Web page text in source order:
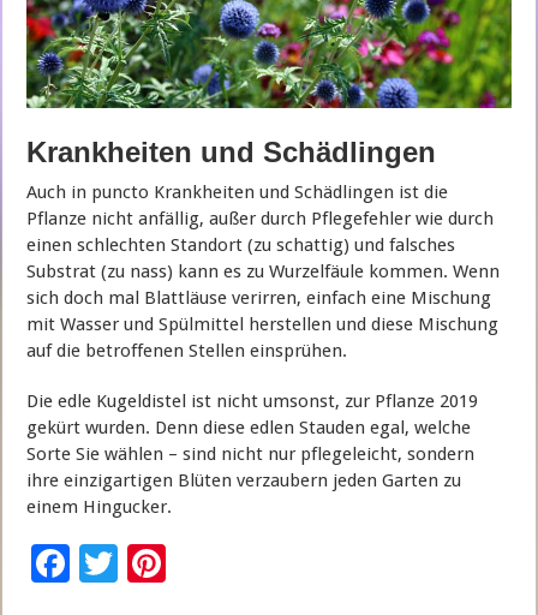
Krankheiten und Schädlingen
Auch in puncto Krankheiten und Schädlingen ist die
Pflanze nicht anfällig, außer durch Pflegefehler wie durch
einen schlechten Standort (zu schattig) und falsches
Substrat (zu nass) kann es zu Wurzelfäule kommen. Wenn
sich doch mal Blattläuse verirren, einfach eine Mischung
mit Wasser und Spülmittel herstellen und diese Mischung
auf die betroffenen Stellen einsprühen.
Die edle Kugeldistel ist nicht umsonst, zur Pflanze 2019
gekürt wurden. Denn diese edlen Stauden egal, welche
Sorte Sie wählen – sind nicht nur pflegeleicht, sondern
ihre einzigartigen Blüten verzaubern jeden Garten zu
einem Hingucker.
F
T